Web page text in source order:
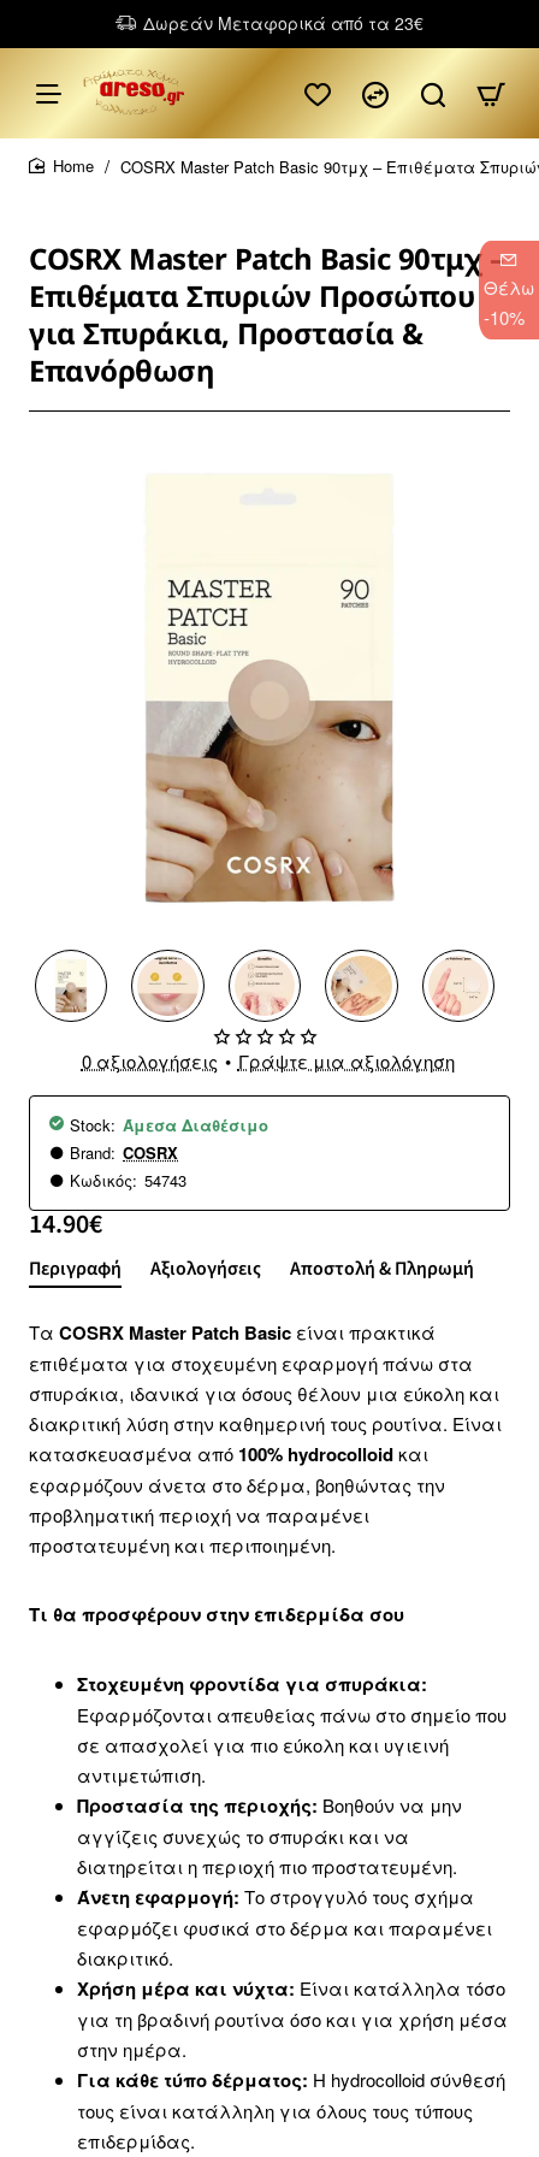
Θέλω
-10%
Δωρεάν Μεταφορικά από τα 23€
COSRX Master Patch Basic 90τμχ – Επιθέματα
COSRX Master Patch Basic 90τμχ –
Επιθέματα Σπυριών Προσώπου
για Σπυράκια, Προστασία &
Επανόρθωση
0 αξιολογήσεις • Γράψτε μια αξιολόγηση
14.90€
Stock: Άμεσα Διαθέσιμο
Brand: COSRX
Κωδικός: 54743
Περιγραφή Αξιολογήσεις Αποστολή & Πληρωμή
Τα COSRX Master Patch Basic είναι πρακτικά
επιθέματα για στοχευμένη εφαρμογή πάνω στα
σπυράκια, ιδανικά για όσους θέλουν μια εύκολη και
διακριτική λύση στην καθημερινή τους ρουτίνα. Είναι
κατασκευασμένα από 100% hydrocolloidκαι
εφαρμόζουν άνετα στο δέρμα, βοηθώντας την
προβληματική περιοχή να παραμένει
προστατευμένη και περιποιημένη.
Τι θα προσφέρουν στην επιδερμίδα σου
Στοχευμένη φροντίδα για σπυράκια:
Εφαρμόζονται απευθείας πάνω στο σημείο που
σε απασχολεί για πιο εύκολη και υγιεινή
αντιμετώπιση.
Προστασία της περιοχής: Βοηθούν να μην
αγγίζεις συνεχώς το σπυράκι και να
διατηρείται η περιοχή πιο προστατευμένη.
Άνετη εφαρμογή: Το στρογγυλό τους σχήμα
εφαρμόζει φυσικά στο δέρμα και παραμένει
διακριτικό.
Χρήση μέρα και νύχτα: Είναι κατάλληλα τόσο
για τη βραδινή ρουτίνα όσο και για χρήση μέσα
στην ημέρα.
Για κάθε τύπο δέρματος: Η hydrocolloid σύνθεσή
τους είναι κατάλληλη για όλους τους τύπους
επιδερμίδας.